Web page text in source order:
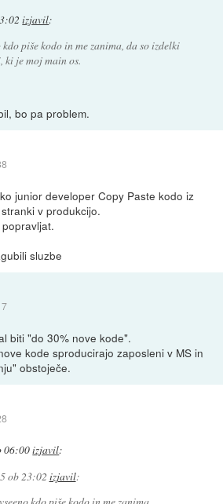
izjavil:
kdo piše kodo in me zanima, da so izdelki
ki je moj main os.
bo pa problem.
junior developer Copy Paste kodo iz
v produkcijo.
sluzbe
biti "do 30% nove kode".
kode sproducirajo zaposleni v MS in
obstoječe.
06:00izjavil:
ob 23:02 izjavil: